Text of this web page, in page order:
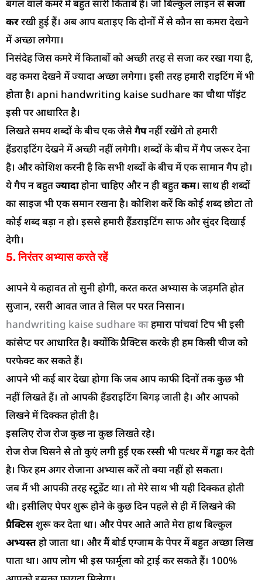
बगल वाले कमरे में बहुत सारी किताबें हैं। जो बिल्कुल लाइन सेसजा
कररखी हुई हैं। अब आप बताइए कि दोनों में से कौन सा कमरा देखने
में अच्छा लगेगा।
निसंदेह जिस कमरे में किताबों को अच्छी तरह से सजा कर रखा गया है,
वह कमरा देखने में ज्यादा अच्छा लगेगा। इसी तरह हमारी राइटिंग में भी
होता है। apni handwriting kaise sudhare का चौथा पॉइंट
इसी पर आधारित है।
लिखते समय शब्दों के बीच एक जैसेगैपनहीं रखेंगे तो हमारी
हैंडराइटिंग देखने में अच्छी नहीं लगेगी। शब्दों के बीच में गैप जरूर देना
है। और कोशिश करनी है कि सभी शब्दों के बीच में एक सामान गैप हो।
ये गैप न बहुतज्यादाहोना चाहिए और न ही बहुतकम। साथ ही शब्दों
का साइज भी एक समान रखना है। कोशिश करें कि कोई शब्द छोटा तो
कोई शब्द बड़ा न हो। इससे हमारी हैंडराइटिंग साफ और सुंदर दिखाई
देगी।
5. निरंतर अभ्यास करते रहें
आपने ये कहावत तो सुनी होगी, करत करत अभ्यास के जड़मति होत
सुजान, रसरी आवत जात ते सिल पर परत निसान।
handwriting kaise sudhare काहमारा पांचवां टिप भी इसी
कांसेप्ट पर आधारित है। क्योंकि प्रैक्टिस करके ही हम किसी चीज को
परफेक्ट कर सकते हैं।
आपने भी कई बार देखा होगा कि जब आप काफी दिनों तक कुछ भी
नहीं लिखते हैं। तो आपकी हैंडराइटिंग बिगड़ जाती है। और आपको
लिखने में दिक्कत होती है।
इसलिए रोज रोज कुछ ना कुछ लिखते रहे।
रोज रोज घिसने से तो कुएं लगी हुई एक रस्सी भी पत्थर में गड्ढा कर देती
है। फिर हम अगर रोजाना अभ्यास करें तो क्या नहीं हो सकता।
जब मैं भी आपकी तरह स्टूडेंट था। तो मेरे साथ भी यही दिक्कत होती
थी। इसीलिए पेपर शुरू होने के कुछ दिन पहले से ही में लिखने की
प्रैक्टिसशुरू कर देता था। और पेपर आते आते मेरा हाथ बिल्कुल
अभ्यस्तहो जाता था। और मैं बोर्ड एग्जाम के पेपर में बहुत अच्छा लिख
पाता था। आप लोग भी इस फार्मूला को ट्राई कर सकते हैं। 100%